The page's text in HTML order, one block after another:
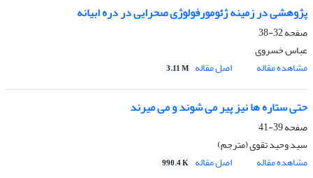
پژوهشی در زمینه ژئومورفولوژی صحرایی در دره ابیانه
صفحه32-38
عباس خسروی
مشاهده مقاله
اصل مقاله 3.11 M
حتی ستاره ها نیز پیر می شوند و می میرند
صفحه39-41
سید وحید تقوی (مترجم)
مشاهده مقاله
اصل مقاله 990.4 K